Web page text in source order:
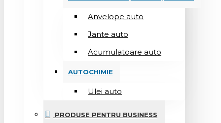
Anvelope auto
Jante auto
Acumulatoare auto
AUTOCHIMIE
Ulei auto
PRODUSE PENTRU BUSINESS